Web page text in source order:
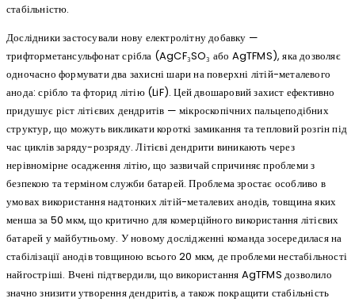
стабільністю.
Дослідники застосували нову електролітну добавку —
трифторметансульфонат срібла (AgCF₃SO₃ або AgTFMS), яка дозволяє
одночасно формувати два захисні шари на поверхні літій-металевого
анода: срібло та фторид літію (LiF). Цей двошаровий захист ефективно
придушує ріст літієвих дендритів — мікроскопічних пальцеподібних
структур, що можуть викликати короткі замикання та тепловий розгін під
час циклів заряду-розряду. Літієві дендрити виникають через
нерівномірне осадження літію, що зазвичай спричиняє проблеми з
безпекою та терміном служби батарей. Проблема зростає особливо в
умовах використання надтонких літій-металевих анодів, товщина яких
менша за 50 мкм, що критично для комерційного використання літієвих
батарей у майбутньому. У новому дослідженні команда зосередилася на
стабілізації анодів товщиною всього 20 мкм, де проблеми нестабільності
найгостріші. Вчені підтвердили, що використання AgTFMS дозволило
значно знизити утворення дендритів, а також покращити стабільність